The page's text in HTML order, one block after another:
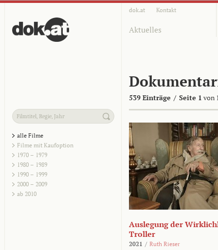
dok.at Kontakt
Aktuelles
539 Einträge / Seite 1 von
alle Filme
Filme mit Kaufoption
1970 – 1979
1980 – 1989
1990 – 1999
2000 – 2009
ab 2010
Auslegung der
Troller
2021 / Ruth Rieser